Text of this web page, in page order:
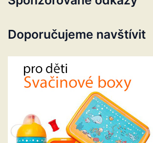
Doporučujeme navštívit